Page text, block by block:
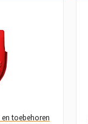
toebehoren